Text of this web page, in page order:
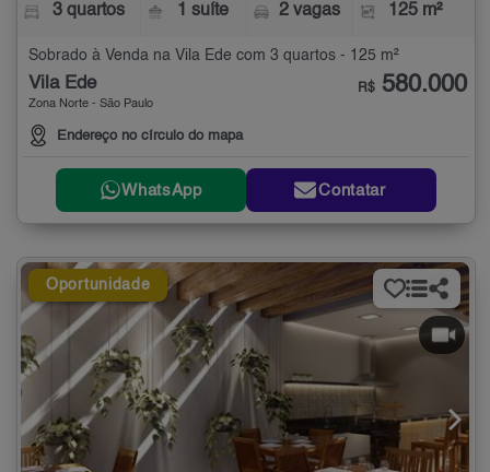
3 quartos 1 suíte 2 vagas 125 m²
Sobrado à Venda na Vila Ede com 3 quartos - 125 m²
Vila Ede
Zona Norte - São Paulo
Endereço no círculo do mapa
R$ 580.000
WhatsApp Contatar
Oportunidade